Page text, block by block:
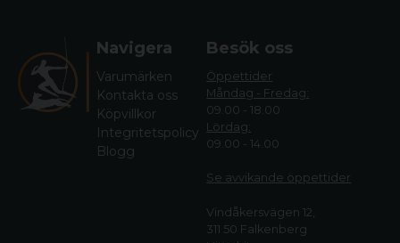
Navigera
Varumärken
Kontakta oss
Köpvillkor
Integritetspolicy
Blogg
Besök oss
Öppettider
Måndag - Fredag:
09.00 - 18.00
Lördag:
09.00 - 14.00
Se avvikande öppettider
Vindåkersvägen 12,
311 50 Falkenberg